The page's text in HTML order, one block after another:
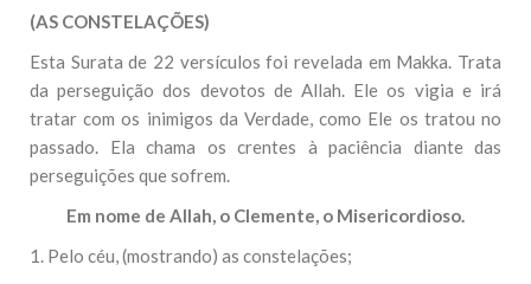
(AS CONSTELAÇÕES)
Esta Surata de 22 versículos foi revelada em Makka. Trata
da perseguição dos devotos de Allah. Ele os vigia e irá
tratar com os inimigos da Verdade, como Ele os tratou no
passado. Ela chama os crentes à paciência diante das
perseguições que sofrem.
Em nome de Allah, o Clemente, o Misericordioso.
1. Pelo céu, (mostrando) as constelações;